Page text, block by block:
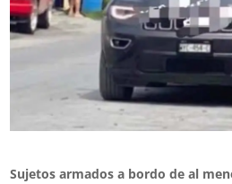
Sujetos armados a bordo de al